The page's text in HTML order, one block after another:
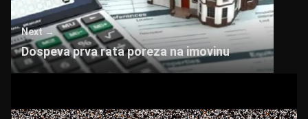
Next →
Dospeva prva rata poreza na imovinu